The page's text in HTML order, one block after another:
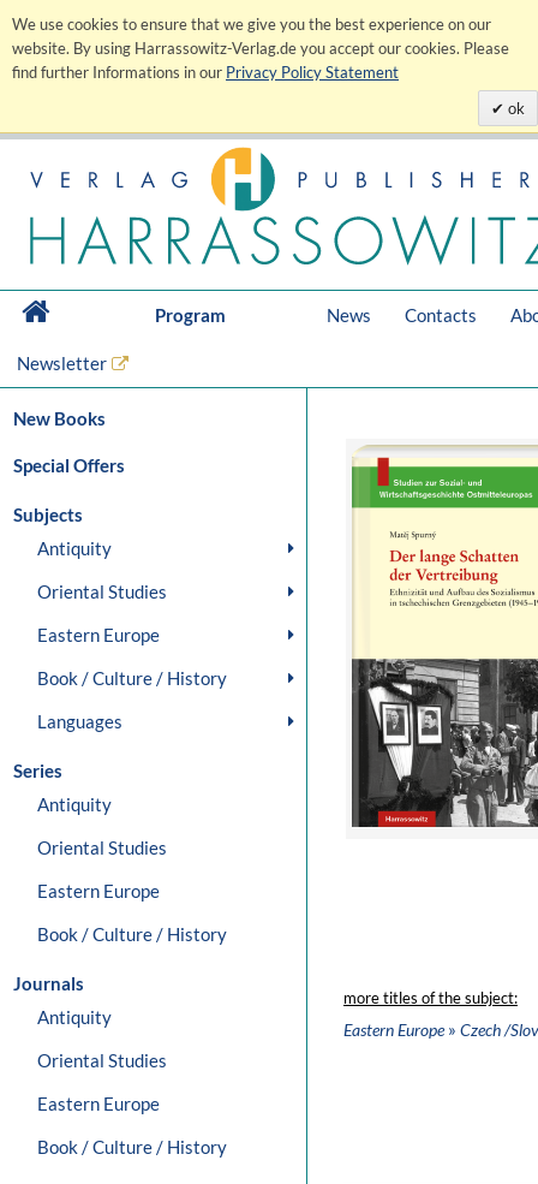
We use cookies to ensure that we give you the best experience on our
website. By using Harrassowitz-Verlag.de you accept our cookies. Please
find further Informations in our Privacy Policy Statement
ok
Program News Contacts
Newsletter
New Books
Special Offers
Subjects
Antiquity
Oriental Studies
Eastern Europe
Book / Culture / History
Languages
Series
Antiquity
Oriental Studies
Eastern Europe
Book / Culture / History
Journals
Antiquity
Oriental Studies
Eastern Europe
Book / Culture / History
more titles of the subject:
Eastern Europe» Czech /